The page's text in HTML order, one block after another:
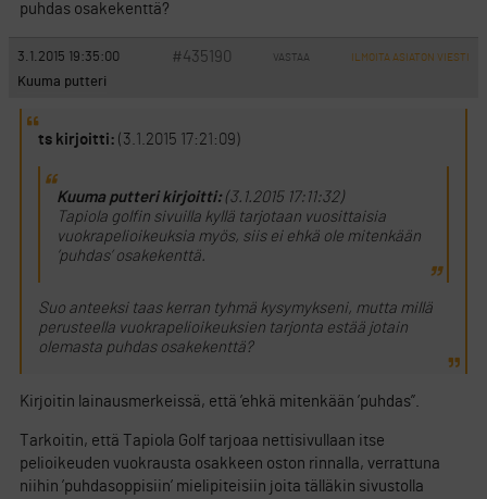
puhdas osakekenttä?
3.1.2015 19:35:00 #435190 VASTAA ILMOITA ASIATON VIESTI
Kuuma putteri
ts kirjoitti: (3.1.2015 17:21:09)
Kuuma putteri kirjoitti:(3.1.2015 17:11:32)
Tapiola golfin sivuilla kyllä tarjotaan vuosittaisia
vuokrapelioikeuksia myös, siis ei ehkä ole mitenkään
’puhdas’ osakekenttä.
Suo anteeksi taas kerran tyhmä kysymykseni, mutta millä
perusteella vuokrapelioikeuksien tarjonta estää jotain
olemasta puhdas osakekenttä?
Kirjoitin lainausmerkeissä, että ’ehkä mitenkään ’puhdas”.
Tarkoitin, että Tapiola Golf tarjoaa nettisivullaan itse
pelioikeuden vuokrausta osakkeen oston rinnalla, verrattuna
niihin ’puhdasoppisiin’ mielipiteisiin joita tälläkin sivustolla